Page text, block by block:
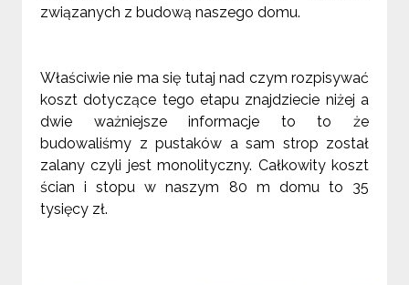
związanych z budową naszego domu.
Właściwie nie ma się tutaj nad czym rozpisywać
koszt dotyczące tego etapu znajdziecie niżej a
dwie ważniejsze informacje to to że
budowaliśmy z pustaków a sam strop został
zalany czyli jest monolityczny. Całkowity koszt
ścian i stopu w naszym 80 m domu to 35
tysięcy zł.